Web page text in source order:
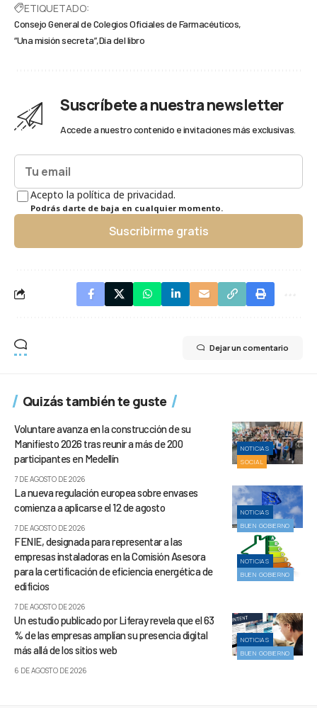
ETIQUETADO:
Consejo General de Colegios Oficiales de Farmacéuticos
“Una misión secreta” Día del libro
Suscríbete a nuestra newsletter
Accede a nuestro contenido e invitaciones más exclusivas.
Acepto la política de privacidad.
Podrás darte de baja en cualquier momento.
Suscribirme gratis
Dejar un comentario
Quizás también te guste
NOTICIAS
SOCIAL
Voluntare avanza en la construcción de su
Manifiesto 2026 tras reunir a más de 200
participantes en Medellín
7 DE AGOSTO DE 2026
NOTICIAS
BUEN GOBIERNO
La nueva regulación europea sobre envases
comienza a aplicarse el 12 de agosto
7 DE AGOSTO DE 2026
NOTICIAS
BUEN GOBIERNO
FENIE, designada para representar a las
empresas instaladoras en la Comisión Asesora
para la certificación de eficiencia energética de
edificios
7 DE AGOSTO DE 2026
NOTICIAS
BUEN GOBIERNO
Un estudio publicado por Liferay revela que el 63
% de las empresas amplían su presencia digital
más allá de los sitios web
6 DE AGOSTO DE 2026